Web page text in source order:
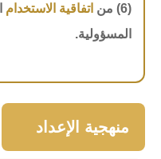
(6) من
اتفاقية الاستخدام
المسؤولية.
منهجية الإعداد